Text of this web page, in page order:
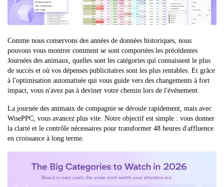
Comme nous conservons des années de données historiques, nous
pouvons vous montrer comment se sont comportées les précédentes
Journées des animaux, quelles sont les catégories qui connaissent le plus
de succès et où vos dépenses publicitaires sont les plus rentables. Et grâce
à l'optimisation automatisée qui vous guide vers des changements à fort
impact, vous n'avez pas à deviner votre chemin lors de l'événement.
La journée des animaux de compagnie se déroule rapidement, mais avec
WisePPC, vous avancez plus vite. Notre objectif est simple : vous donner
la clarté et le contrôle nécessaires pour transformer 48 heures d'affluence
en croissance à long terme.